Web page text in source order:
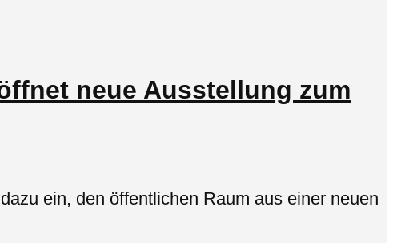
neue Ausstellung zum
ein, den öffentlichen Raum aus einer neuen